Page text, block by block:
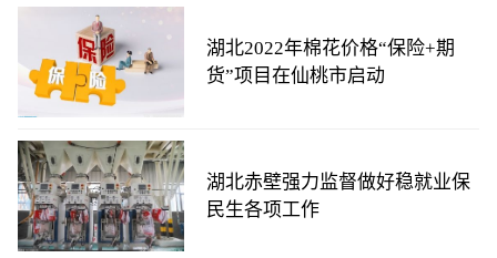
湖北2022年棉花价格“保险+期
货”项目在仙桃市启动
湖北赤壁强力监督做好稳就业保
民生各项工作